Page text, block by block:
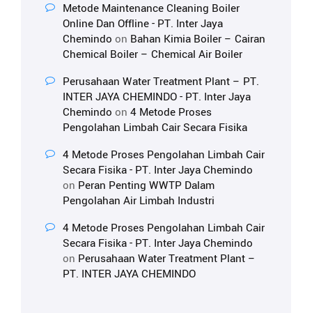
Metode Maintenance Cleaning Boiler
Online Dan Offline - PT. Inter Jaya
Chemindo on Bahan Kimia Boiler – Cairan
Chemical Boiler – Chemical Air Boiler
Perusahaan Water Treatment Plant – PT.
INTER JAYA CHEMINDO - PT. Inter Jaya
Chemindo on 4 Metode Proses
Pengolahan Limbah Cair Secara Fisika
4 Metode Proses Pengolahan Limbah Cair
Secara Fisika - PT. Inter Jaya Chemindo
on Peran Penting WWTP Dalam
Pengolahan Air Limbah Industri
4 Metode Proses Pengolahan Limbah Cair
Secara Fisika - PT. Inter Jaya Chemindo
on Perusahaan Water Treatment Plant –
PT. INTER JAYA CHEMINDO